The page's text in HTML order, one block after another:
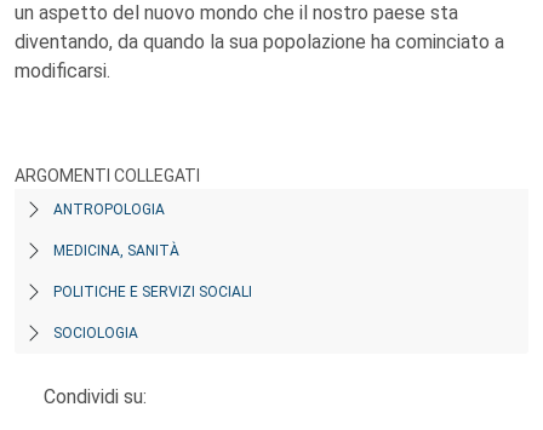
un aspetto del nuovo mondo che il nostro paese sta
diventando, da quando la sua popolazione ha cominciato a
modificarsi.
ARGOMENTI COLLEGATI
ANTROPOLOGIA
MEDICINA, SANITÀ
POLITICHE E SERVIZI SOCIALI
SOCIOLOGIA
Condividi su: